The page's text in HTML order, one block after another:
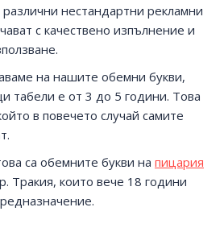
нестандартни рекламни
с качествено изпълнение и
на нашите обемни букви,
табели е от 3 до 5 години. Това
в повечето случай самите
са обемните букви на пицария
Тракия, които вече 18 години